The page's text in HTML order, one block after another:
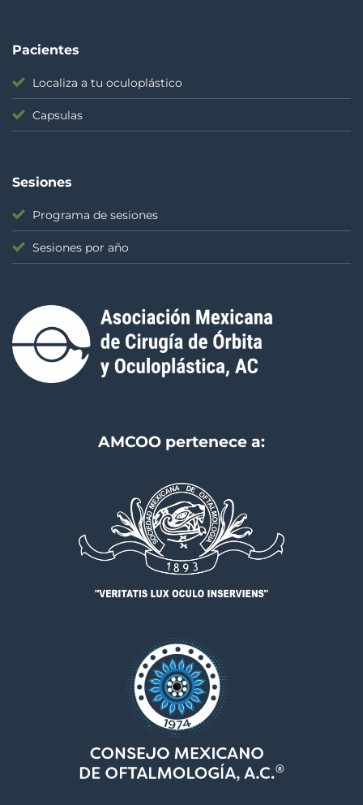
Pacientes
Localiza a tu oculoplástico
Capsulas
Sesiones
Programa de sesiones
Sesiones por año
AMCOO pertenece a: